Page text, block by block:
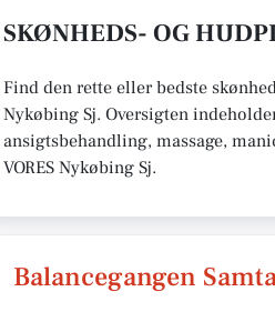
SKØNHEDS- OG
Find den rette eller bedste
Nykøbing Sj. Oversigten
ansigtsbehandling, massage,
VORES Nykøbing Sj.
Balancegangen